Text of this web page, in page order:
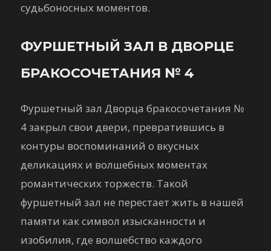
судьбоносных моментов.
ФУРШЕТНЫЙ ЗАЛ В ДВОРЦЕ
БРАКОСОЧЕТАНИЯ № 4
Фуршетный зал Дворца бракосочетания №
4 закрыл свои двери, превратившись в
контуры воспоминаний о вкусных
деликациях и волшебных моментах
романтических торжеств. Такой
фуршетный зал не перестает жить в нашей
памяти как символ изысканности и
изобилия, где волшебство каждого